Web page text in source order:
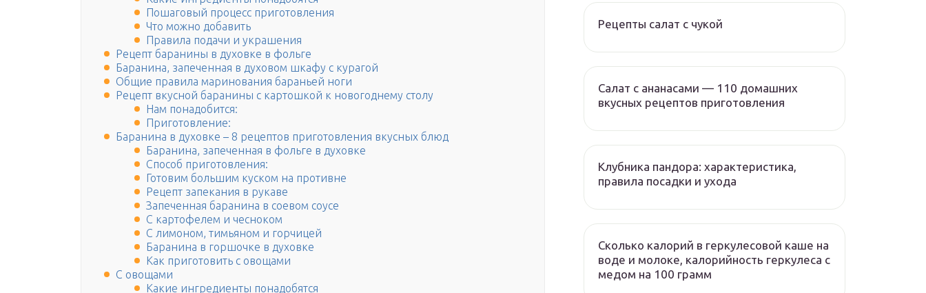
Пошаговый процесс приготовления
Что можно добавить
Правила подачи и украшения
Рецепт баранины в духовке в фольге
Баранина, запеченная в духовом шкафу с курагой
Общие правила маринования бараньей ноги
Рецепт вкусной баранины с картошкой к новогоднему столу
Нам понадобится:
Приготовление:
Баранина в духовке – 8 рецептов приготовления вкусных блюд
Баранина, запеченная в фольге в духовке
Способ приготовления:
Готовим большим куском на противне
Рецепт запекания в рукаве
Запеченная баранина в соевом соусе
С картофелем и чесноком
С лимоном, тимьяном и горчицей
Баранина в горшочке в духовке
Как приготовить с овощами
С овощами
Какие ингредиенты понадобятся
Рецепты салат с чукой
Салат с ананасами — 110 домашних
вкусных рецептов приготовления
Клубника пандора: характеристика,
правила посадки и ухода
Сколько калорий в геркулесовой каше на
воде и молоке, калорийность геркулеса с
медом на 100 грамм